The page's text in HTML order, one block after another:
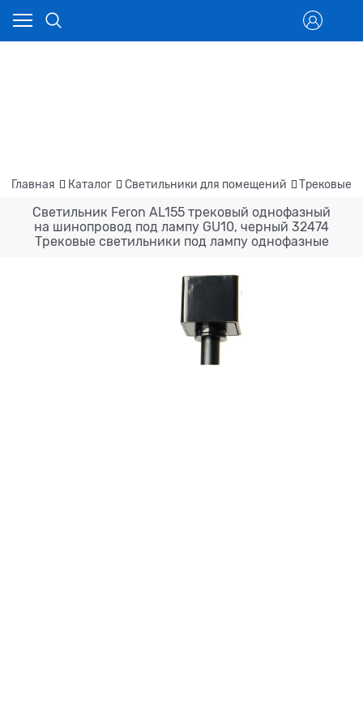
Главная Каталог Светильники для помещений Трековые
Светильник Feron AL155 трековый однофазный
на шинопровод под лампу GU10, черный 32474
Трековые светильники под лампу однофазные